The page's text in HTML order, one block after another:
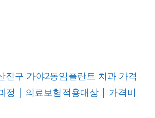
진구 가야2동임플란트 치과 가격
정 | 의료보험적용대상 | 가격비